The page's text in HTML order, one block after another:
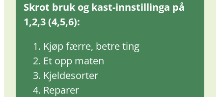
Skrot bruk og kast-innstillinga på
1,2,3 (4,5,6):
Kjøp færre, betre ting
Et opp maten
Kjeldesorter
Reparer